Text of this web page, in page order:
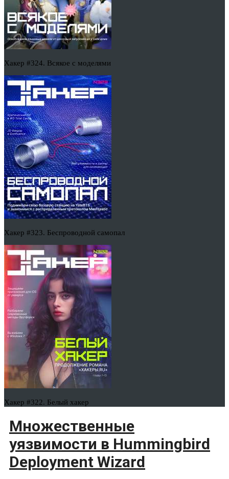
Хакер #324. Всякое с моделями
Хакер #323. Беспроводной самопал
Хакер #322. Белый хакер
Множественные
уязвимости в Hummingbird
Deployment Wizard